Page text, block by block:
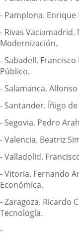
- Pamplona. Enrique
- Rivas Vaciamadrid.
Modernización.
- Sabadell.
Público.
- Salamanca.
- Santander. Íñigo
- Segovia. Pedro
- Valencia. Beatriz
- Valladolid.
- Vitoria. Fernando
Económica.
- Zaragoza. Ricardo
Tecnología.
-